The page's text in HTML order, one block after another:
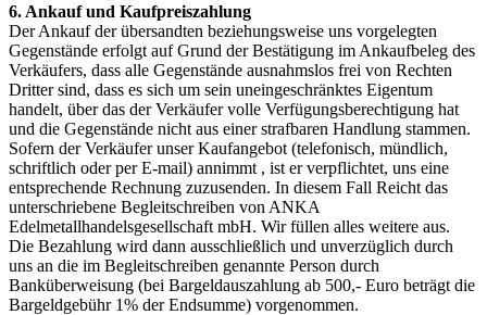
6. Ankauf und Kaufpreiszahlung
Der Ankauf der übersandten beziehungsweise uns vorgelegten
Gegenstände erfolgt auf Grund der Bestätigung im Ankaufbeleg des
Verkäufers, dass alle Gegenstände ausnahmslos frei von Rechten
Dritter sind, dass es sich um sein uneingeschränktes Eigentum
handelt, über das der Verkäufer volle Verfügungsberechtigung hat
und die Gegenstände nicht aus einer strafbaren Handlung stammen.
Sofern der Verkäufer unser Kaufangebot (telefonisch, mündlich,
schriftlich oder per E-mail) annimmt , ist er verpflichtet, uns eine
entsprechende Rechnung zuzusenden. In diesem Fall Reicht das
unterschriebene Begleitschreiben von ANKA
Edelmetallhandelsgesellschaft mbH. Wir füllen alles weitere aus.
Die Bezahlung wird dann ausschließlich und unverzüglich durch
uns an die im Begleitschreiben genannte Person durch
Banküberweisung (bei Bargeldauszahlung ab 500,- Euro beträgt die
Bargeldgebühr 1% der Endsumme) vorgenommen.